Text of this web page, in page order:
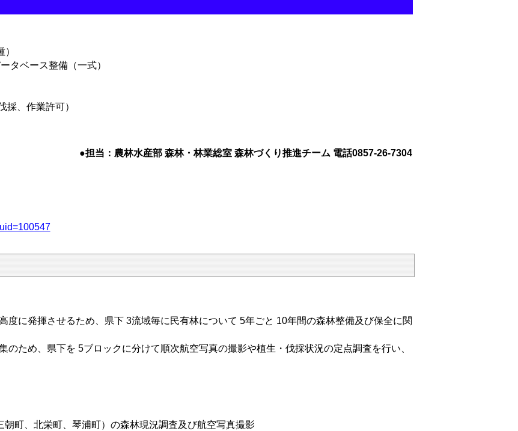
ベース整備（一式）
、作業許可）
●担当：農林水産部 森林・林業総室 森林づくり推進チーム 電話0857-26-7304
に発揮させるため、県下 3流域毎に民有林について 5年ごと 10年間の森林整備及び保全に関
ため、県下を 5ブロックに分けて順次航空写真の撮影や植生・伐採状況の定点調査を行い、
町、北栄町、琴浦町）の森林現況調査及び航空写真撮影